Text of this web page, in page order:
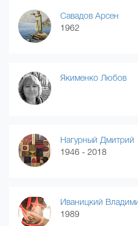
Савадов Арсен
1962
Якименко Любов
Нагурный Дмитрий
1946 - 2018
Иваницкий
1989